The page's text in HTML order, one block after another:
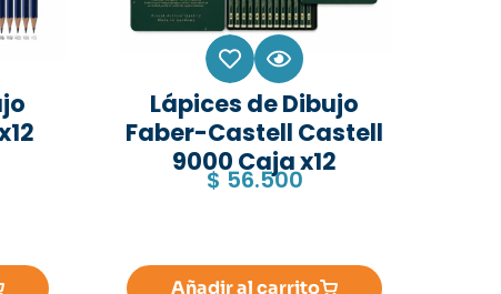
Lápices de Dibujo
Faber-Castell Castell
9000 Caja x12
$56.500
Añadir al carrito